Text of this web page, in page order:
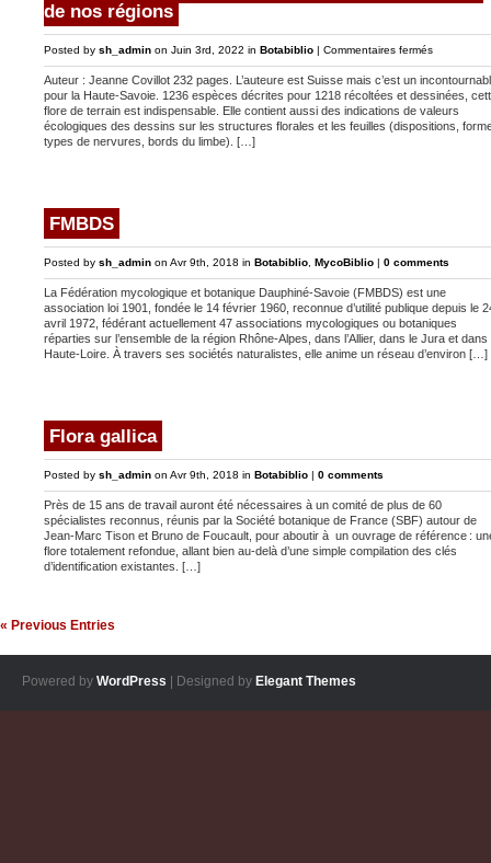
de nos régions
Posted by sh_admin on Juin 3rd, 2022 in Botabiblio | Commentaires ferméssur
Clé
illustrée
des
Auteur : Jeanne Covillot 232 pages. L’auteure est Suisse mais c’est un
pour la Haute-Savoie. 1236 espèces décrites pour 1218 récoltées et dessinées,
flore de terrain est indispensable. Elle contient aussi des indications de valeurs
écologiques des dessins sur les structures florales et les feuilles (dispositions,
types de nervures, bords du limbe). […]
FMBDS
Posted by sh_admin on Avr 9th, 2018 in Botabiblio MycoBiblio | 0 comments
La Fédération mycologique et botanique Dauphiné-Savoie (FMBDS) est une
association loi 1901, fondée le 14 février 1960, reconnue d’utilité publique depuis le
avril 1972, fédérant actuellement 47 associations mycologiques ou botaniques
réparties sur l’ensemble de la région Rhône-Alpes, dans l’Allier, dans le Jura et dans
Haute-Loire. À travers ses sociétés naturalistes, elle anime un réseau d’environ […]
Flora gallica
Posted by sh_admin on Avr 9th, 2018 in Botabiblio | 0 comments
Près de 15 ans de travail auront été nécessaires à un comité de plus de 60
spécialistes reconnus, réunis par la Société botanique de France (SBF) autour de
Jean-Marc Tison et Bruno de Foucault, pour aboutir à un ouvrage de référence :
flore totalement refondue, allant bien au-delà d’une simple compilation des clés
d’identification existantes. […]
« Previous Entries
Powered by WordPress | Designed by Elegant Themes